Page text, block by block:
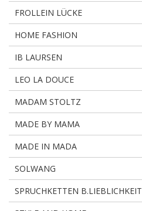
FROLLEIN LÜCKE
HOME FASHION
IB LAURSEN
LEO LA DOUCE
MADAM STOLTZ
MADE BY MAMA
MADE IN MADA
SOLWANG
SPRUCHKETTEN B.LIEBLICHKEIT